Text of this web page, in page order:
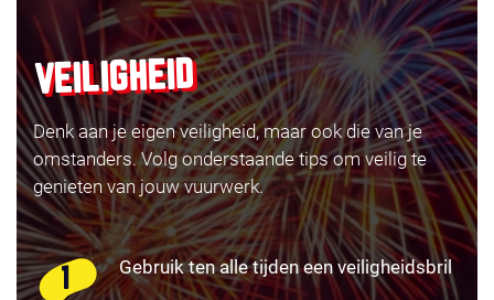
VEILIGHEID
Denk aan je eigen veiligheid, maar ook die van je
omstanders. Volg onderstaande tips om veilig te
genieten van jouw vuurwerk.
Gebruik ten alle tijden een veiligheidsbril